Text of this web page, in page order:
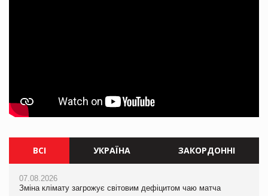
ВСІ УКРАЇНА ЗАКОРДОННІ
07.08.2026
Зміна клімату загрожує світовим дефіцитом чаю матча
07.08.2026
Розмитнення «з коліс» та крос-докінг: як оперативні логістичні
07.08.2026
Зміна клімату загрожує світовим дефіцитом чаю матча